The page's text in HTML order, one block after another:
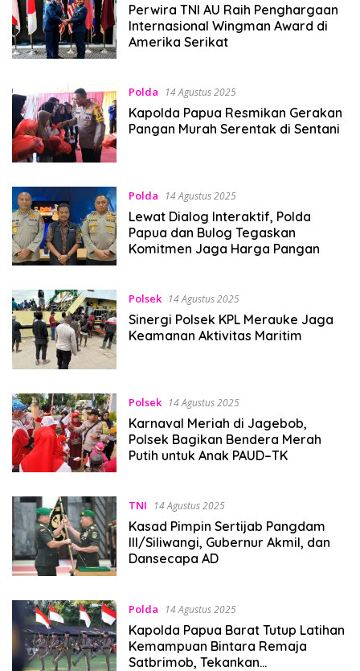
Perwira TNI AU Raih Penghargaan
Internasional Wingman Award di
Amerika Serikat
Polda 14 Agustus 2025
Kapolda Papua Resmikan Gerakan
Pangan Murah Serentak di Sentani
Polda 14 Agustus 2025
Lewat Dialog Interaktif, Polda
Papua dan Bulog Tegaskan
Komitmen Jaga Harga Pangan
Polsek 14 Agustus 2025
Sinergi Polsek KPL Merauke Jaga
Keamanan Aktivitas Maritim
Polsek 14 Agustus 2025
Karnaval Meriah di Jagebob,
Polsek Bagikan Bendera Merah
Putih untuk Anak PAUD–TK
TNI 14 Agustus 2025
Kasad Pimpin Sertijab Pangdam
III/Siliwangi, Gubernur Akmil, dan
Dansecapa AD
Polda 14 Agustus 2025
Kapolda Papua Barat Tutup Latihan
Kemampuan Bintara Remaja
Satbrimob, Tekankan